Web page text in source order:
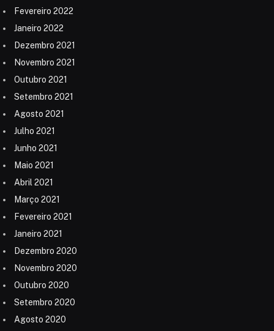
Fevereiro 2022
Janeiro 2022
Dezembro 2021
Novembro 2021
Outubro 2021
Setembro 2021
Agosto 2021
Julho 2021
Junho 2021
Maio 2021
Abril 2021
Março 2021
Fevereiro 2021
Janeiro 2021
Dezembro 2020
Novembro 2020
Outubro 2020
Setembro 2020
Agosto 2020